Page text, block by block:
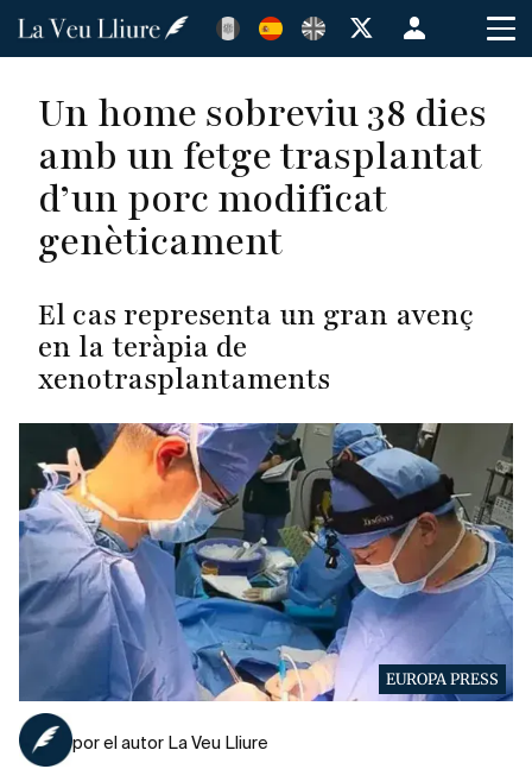
Pasar
principal
Menú
de
cuenta
de
usuario
Un home sobreviu 38 dies
amb un fetge trasplantat
d’un porc modificat
genèticament
El cas representa un gran avenç
en la teràpia de
xenotrasplantaments
EUROPA PRESS
por el autor La Veu Lliure